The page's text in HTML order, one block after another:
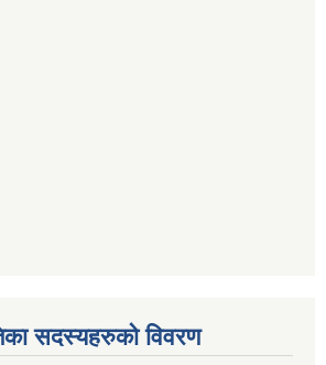
सदस्यहरुको विवरण